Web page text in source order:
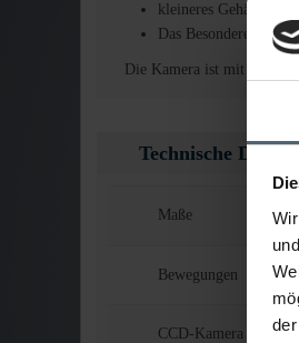
kleineres Gehäuse,
Das Besondere:
Die Kamera ist mit einem
Technische Daten
Maße
Bewegungen
CCD-Kamera